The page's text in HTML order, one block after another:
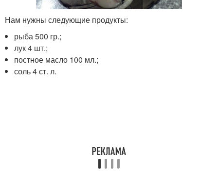
Нам нужны следующие продукты:
рыба 500 гр.;
лук 4 шт.;
постное масло 100 мл.;
соль 4 ст. л.